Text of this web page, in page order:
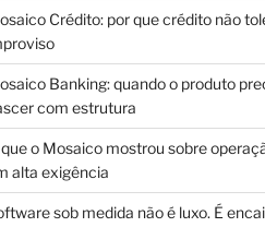
Crédito: por que crédito não
Banking: quando o produto
com estrutura
que o Mosaico mostrou sobre
alta exigência
sob medida não é luxo. É